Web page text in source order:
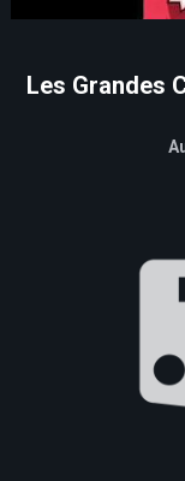
Les Grandes